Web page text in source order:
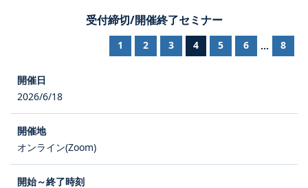
受付締切/開催終了セミナー
1 2 3 4 5 6 ... 8
2026/6/18
オンライン(Zoom)